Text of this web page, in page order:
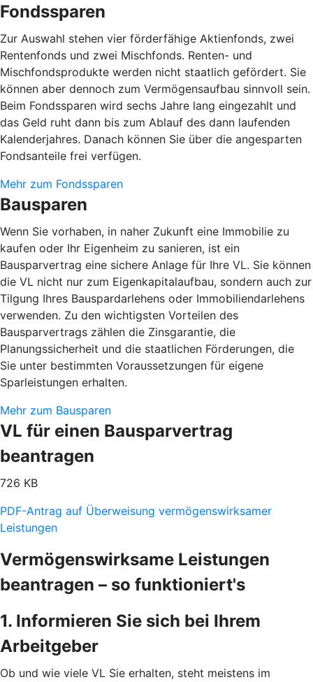
Fondssparen
Zur Auswahl stehen vier förderfähige Aktienfonds, zwei
Rentenfonds und zwei Mischfonds. Renten- und
Mischfondsprodukte werden nicht staatlich gefördert. Sie
können aber dennoch zum Vermögensaufbau sinnvoll sein.
Beim Fondssparen wird sechs Jahre lang eingezahlt und
das Geld ruht dann bis zum Ablauf des dann laufenden
Kalenderjahres. Danach können Sie über die angesparten
Fondsanteile frei verfügen.
Mehr zum Fondssparen
Bausparen
Wenn Sie vorhaben, in naher Zukunft eine Immobilie zu
kaufen oder Ihr Eigenheim zu sanieren, ist ein
Bausparvertrag eine sichere Anlage für Ihre VL. Sie können
die VL nicht nur zum Eigenkapitalaufbau, sondern auch zur
Tilgung Ihres Bauspardarlehens oder Immobiliendarlehens
verwenden. Zu den wichtigsten Vorteilen des
Bausparvertrags zählen die Zinsgarantie, die
Planungssicherheit und die staatlichen Förderungen, die
Sie unter bestimmten Voraussetzungen für eigene
Sparleistungen erhalten.
Mehr zum Bausparen
VL für einen Bausparvertrag
beantragen
726 KB
PDF-Antrag auf Überweisung vermögenswirksamer
Leistungen
Vermögenswirksame Leistungen
beantragen – so funktioniert's
1. Informieren Sie sich bei Ihrem
Arbeitgeber
Ob und wie viele VL Sie erhalten, steht meistens im